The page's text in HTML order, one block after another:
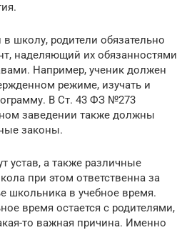
школу, родители обязательно
наделяющий их обязанностями
Например, ученик должен
режиме, изучать и
В Ст. 43 ФЗ №273
заведении также должны
законы.
устав, а также различные
при этом ответственна за
школьника в учебное время.
время остается с родителями,
то важная причина. Именно